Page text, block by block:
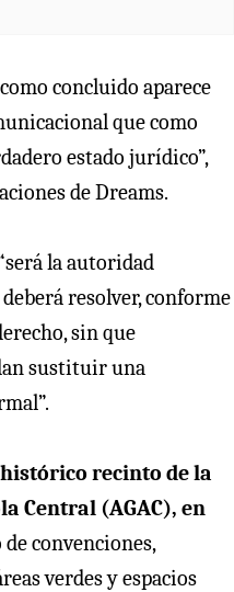
concluido aparece
que como
estado jurídico”,
de Dreams.
la autoridad
resolver, conforme
sin que
sustituir una
recinto de la
Central (AGAC), en
convenciones,
verdes y espacios